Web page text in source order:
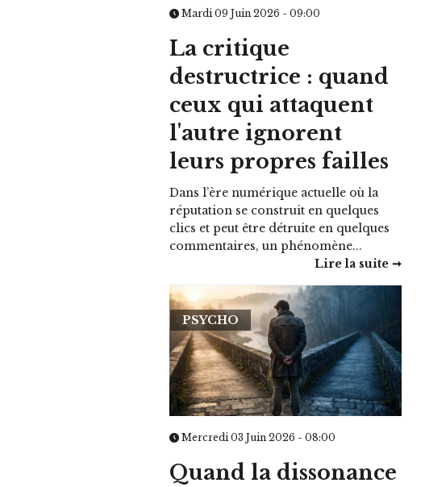
Mardi 09 Juin 2026 - 09:00
La critique
destructrice : quand
ceux qui attaquent
l'autre ignorent
leurs propres failles
Dans l’ère numérique actuelle où la
réputation se construit en quelques
clics et peut être détruite en quelques
commentaires, un phénomène...
Lire la suite ➞
PSYCHO
Mercredi 03 Juin 2026 - 08:00
Quand la dissonance